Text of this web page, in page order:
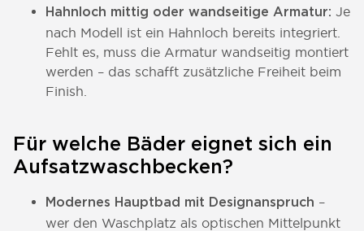
Hahnloch mittig oder wandseitige Armatur: Je
nach Modell ist ein Hahnloch bereits integriert.
Fehlt es, muss die Armatur wandseitig montiert
werden – das schafft zusätzliche Freiheit beim
Finish.
Für welche Bäder eignet sich ein
Aufsatzwaschbecken?
Modernes Hauptbad mit Designanspruch –
wer den Waschplatz als optischen Mittelpunkt